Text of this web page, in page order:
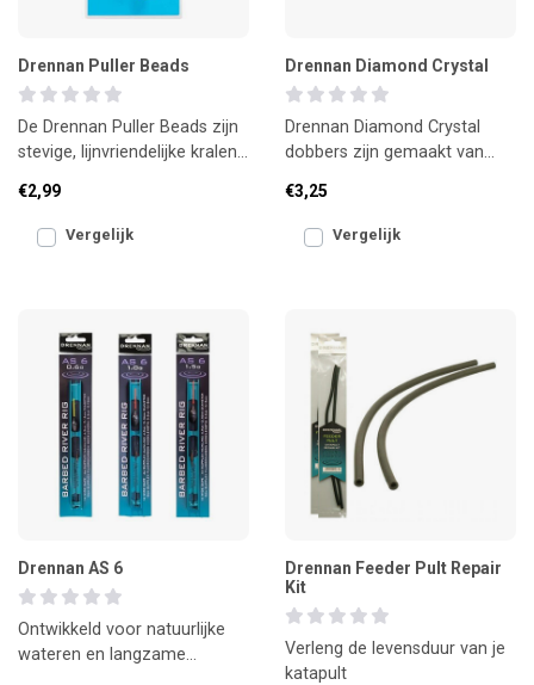
Drennan Puller Beads
De Drennan Puller Beads zijn
stevige, lijnvriendelijke kralen
puller bush
€2,99
Vergelijk
Drennan Diamond Crystal
Drennan Diamond Crystal
dobbers zijn gemaakt van
materiaal, waardoor ze
€3,25
Vergelijk
Drennan AS 6
Ontwikkeld voor natuurlijke
wateren en langzame
Drennan Feeder Pult Repair
Kit
Verleng de levensduur van je
katapult